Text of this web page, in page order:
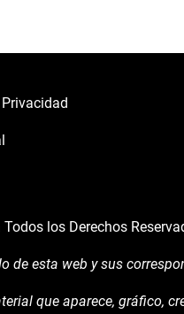
Todos los Derechos
de esta web y sus
que aparece, gráfico,